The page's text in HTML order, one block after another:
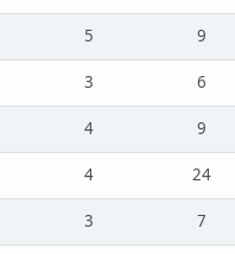
5
9
3
6
4
9
4
24
3
7